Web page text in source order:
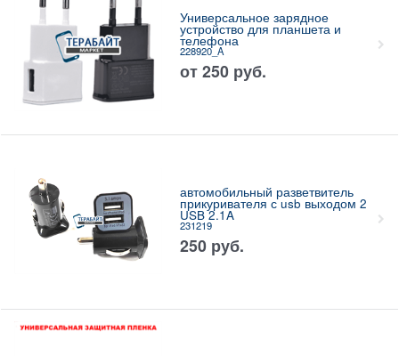
Универсальное зарядное
устройство для планшета и
телефона
228920_A
от 250 руб.
автомобильный разветвитель
прикуривателя с usb выходом 2
USB 2.1A
231219
250 руб.